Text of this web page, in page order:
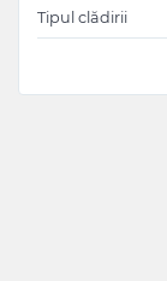
Tipul clădirii